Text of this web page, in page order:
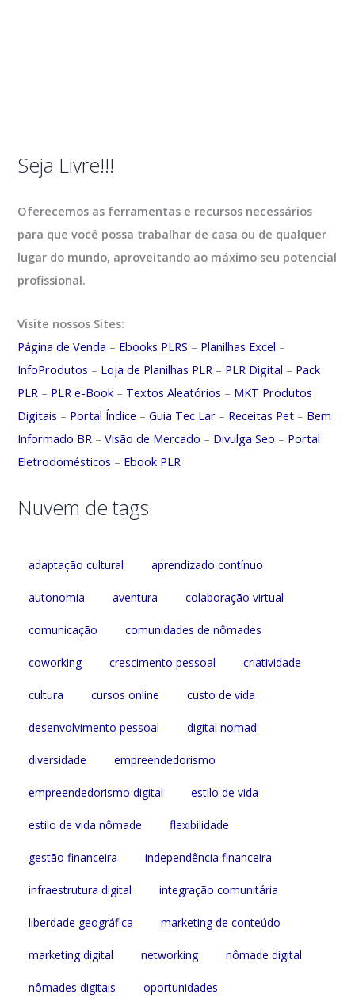
Seja Livre!!!
Oferecemos as ferramentas e recursos necessários
para que você possa trabalhar de casa ou de qualquer
lugar do mundo, aproveitando ao máximo seu potencial
profissional.
Visite nossos Sites:
Página de Venda – Ebooks PLRS – Planilhas Excel –
InfoProdutos – Loja de Planilhas PLR – PLR Digital – Pack
PLR – PLR e-Book – Textos Aleatórios – MKT Produtos
Digitais – Portal Índice –Guia Tec Lar – Receitas Pet – Bem
Informado BR –Visão de Mercado – Divulga Seo – Portal
Eletrodomésticos – Ebook PLR
Nuvem de tags
adaptação cultural aprendizado contínuo
autonomia aventura colaboração virtual
comunicação comunidades de nômades
coworking crescimento pessoal criatividade
cultura cursos online custo de vida
desenvolvimento pessoal digital nomad
diversidade empreendedorismo
empreendedorismo digital estilo de vida
estilo de vida nômade flexibilidade
gestão financeira independência financeira
infraestrutura digital integração comunitária
liberdade geográfica marketing de conteúdo
marketing digital networking nômade digital
nômades digitais oportunidades